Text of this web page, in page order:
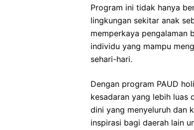
Program ini tidak hanya
lingkungan sekitar anak
memperkaya pengalaman
individu yang mampu
sehari-hari.
Dengan program PAUD
kesadaran yang lebih luas
dini yang menyeluruh dan
inspirasi bagi daerah lain